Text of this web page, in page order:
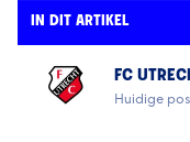
IN DIT ARTIKEL
FC
Huidige